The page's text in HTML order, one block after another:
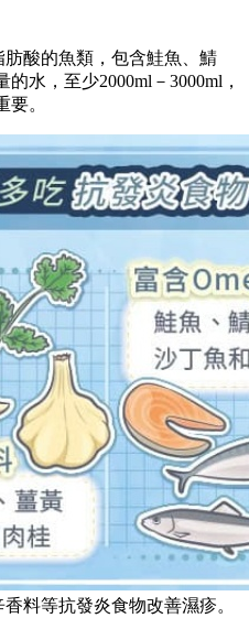
肪酸的魚類，包含鮭魚、鯖
水，至少2000ml－3000ml，
。
料等抗發炎食物改善濕疹。